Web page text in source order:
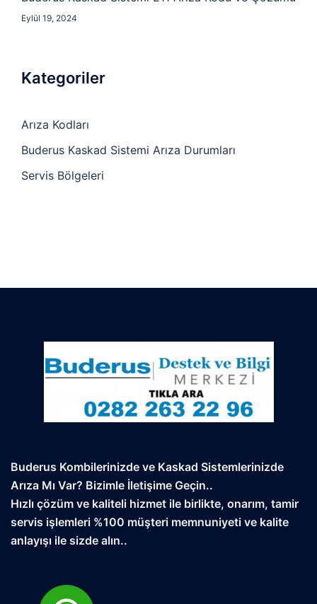
Eylül 19, 2024
Kategoriler
Arıza Kodları
Buderus Kaskad Sistemi Arıza Durumları
Servis Bölgeleri
Buderus Kombilerinizde ve Kaskad Sistemlerinizde
Arıza Mı Var? Bizimle İletişime Geçin..
Hızlı çözüm ve kaliteli hizmet ile birlikte, onarım, tamir
servis işlemleri %100 müşteri memnuniyeti ve kalite
anlayışı ile sizde alın..